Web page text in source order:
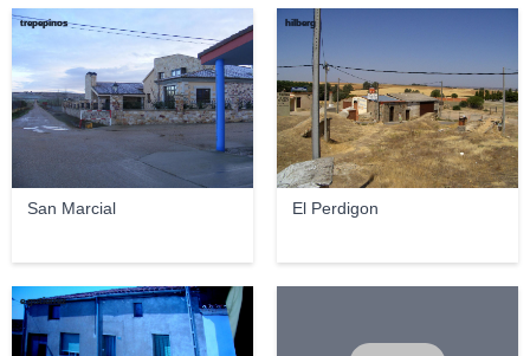
San Marcial
trepepinos
El Perdigon
hilberg
e.gutierrez